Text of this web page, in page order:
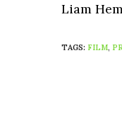
Liam
TAGS: FILM,